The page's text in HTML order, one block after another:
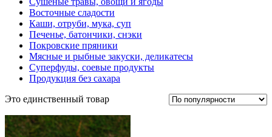
Восточные сладости
Каши, отруби, мука, суп
Печенье, батончики, снэки
Покровские пряники
Мясные и рыбные закуски, деликатесы
Суперфуды, соевые продукты
Продукция без сахара
Это единственный товар